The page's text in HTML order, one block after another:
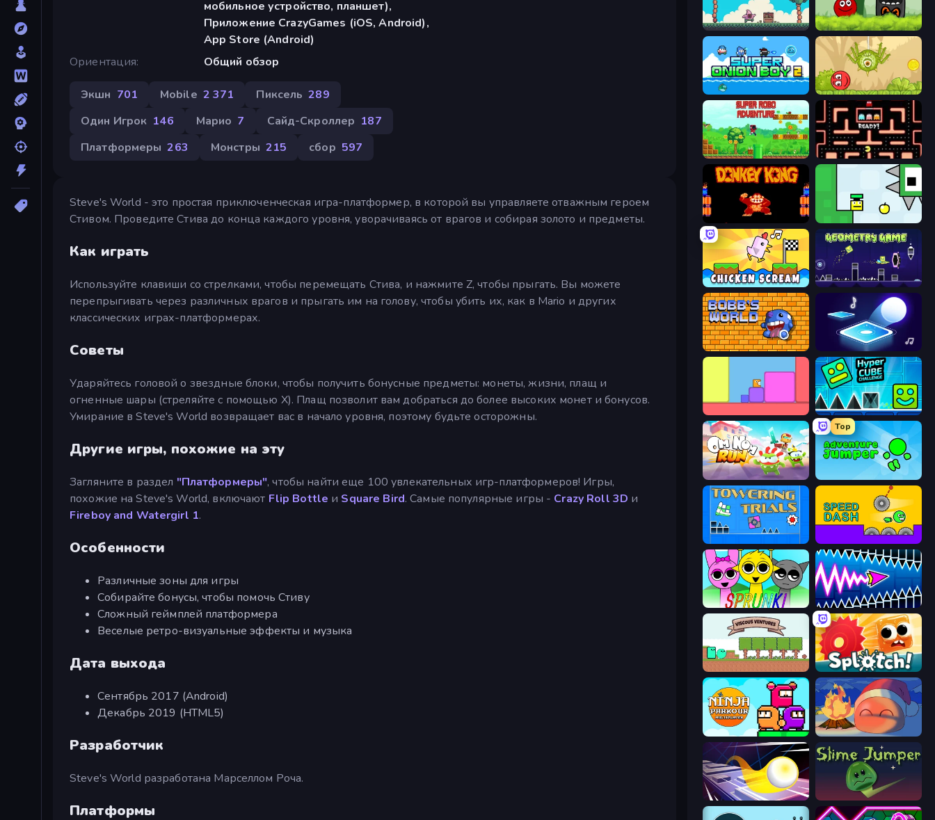
мобильное устройство, планшет),
Приложение CrazyGames (iOS, Android),
App Store (Android)
Ориентация
Общий обзор
Экшн 701 Mobile 2 371 Пиксель 289
Один Игрок 146 Марио 7 Сайд-Скроллер 187
Платформеры 263 Монстры 215 сбор 597
Steve's World - это простая приключенческая игра-платформер, в которой вы управляете отважным героем
Стивом. Проведите Стива до конца каждого уровня, уворачиваясь от врагов и собирая золото и предметы.
Как играть
Используйте клавиши со стрелками, чтобы перемещать Стива, и нажмите Z, чтобы прыгать. Вы можете
перепрыгивать через различных врагов и прыгать им на голову, чтобы убить их, как в Mario и других
классических играх-платформерах.
Советы
Ударяйтесь головой о звездные блоки, чтобы получить бонусные предметы: монеты, жизни, плащ и
огненные шары (стреляйте с помощью X). Плащ позволит вам добраться до более высоких монет и бонусов.
Умирание в Steve's World возвращает вас в начало уровня, поэтому будьте осторожны.
Другие игры, похожие на эту
Загляните в раздел "Платформеры", чтобы найти еще 100 увлекательных игр-платформеров! Игры,
похожие на Steve's World, включают Flip Bottle и Square Bird. Самые популярные игры - Crazy Roll 3D и
Fireboy and Watergirl 1.
Особенности
Различные зоны для игры
Собирайте бонусы, чтобы помочь Стиву
Сложный геймплей платформера
Веселые ретро-визуальные эффекты и музыка
Дата выхода
Сентябрь 2017 (Android)
Декабрь 2019 (HTML5)
Разработчик
Steve's World разработана Марселлом Роча.
Платформы
Ringo Starfish Ball Hero Adventure: Red Bounce Ball
Super Onion Boy 2 Red Bounce Ball 5
Super Robo - Adventure Pacman
Donkey Kong Returns
Chicken Scream Geometry Game
Bobb's World Tile Jumper 3D
Hyper Cube Challenge
Om Nom: Run
Top
Adventure Jumper
Sprunki Wave Dash: Geometry Arrow
Viscous Ventures Splotch!
Ninja Parkour Multiplayer FireBlob Winter
Leap and Avoid 2 Slime Jumper